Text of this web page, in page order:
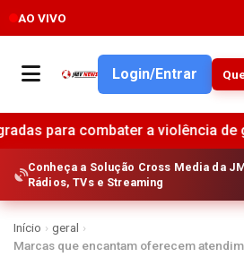
AO VIVO
Login/Entrar
a violência de gênero e
Conheça a Solução Cross Media da
Rádios, TVs e Streaming
Início › geral ›
Marcas que encantam oferecem